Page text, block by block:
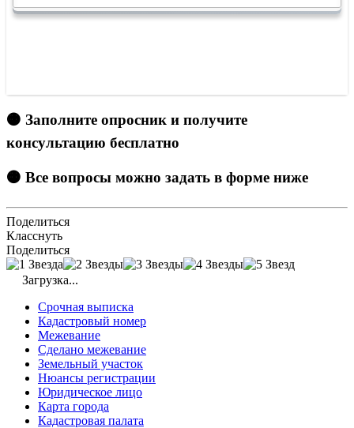
🟠 Заполните опросник и получите
консультацию бесплатно
🟠 Все вопросы можно задать в форме ниже
Поделиться
Класснуть
Поделиться
Загрузка...
Срочная выписка
Кадастровый номер
Межевание
Сделано межевание
Земельный участок
Нюансы регистрации
Юридическое лицо
Карта города
Кадастровая палата